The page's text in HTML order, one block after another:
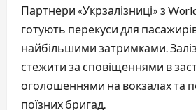
Партнери «Укрзалізниці» з
готують перекуси для пасажирів
найбільшими затримками.
стежити за сповіщеннями в
оголошеннями на вокзалах та
поїзних бригад.